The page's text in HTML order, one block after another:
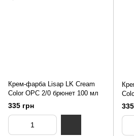
Крем-фарба Lisap LK Cream
Color OPC 2/0 брюнет 100 мл
335 грн
100